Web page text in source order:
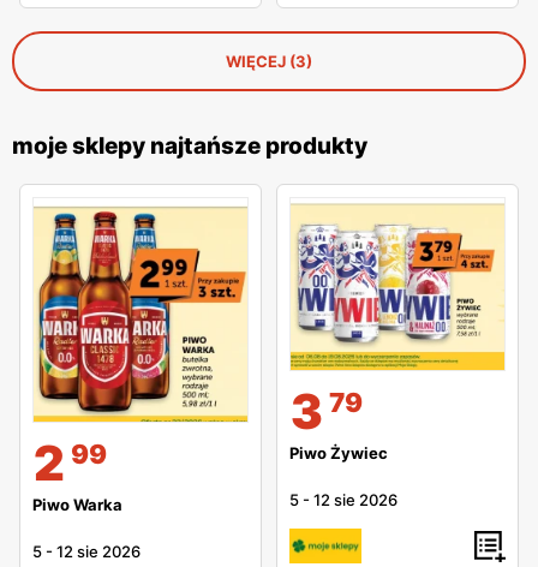
WIĘCEJ (3)
moje sklepy najtańsze produkty
2 99
Piwo Warka
5 -12 sie 2026
3 79
Piwo Żywiec
5 -12 sie 2026